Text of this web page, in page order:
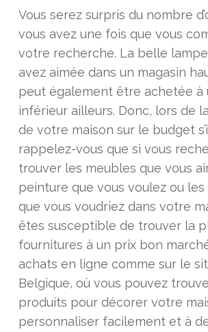
Vous serez surpris du nombre
vous avez une fois que vous
votre recherche. La belle
avez aimée dans un magasin
peut également être achetée à
inférieur ailleurs. Donc, lors de
de votre maison sur le budget
rappelez-vous que si vous
trouver les meubles que vous
peinture que vous voulez ou
que vous voudriez dans votre
êtes susceptible de trouver la
fournitures à un prix bon
achats en ligne comme sur le
Belgique, où vous pouvez
produits pour décorer votre
personnaliser facilement et à